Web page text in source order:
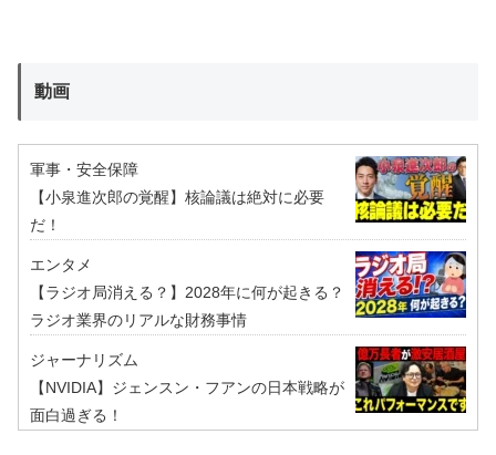
動画
軍事・安全保障
【小泉進次郎の覚醒】核論議は絶対に必要
だ！
エンタメ
【ラジオ局消える？】2028年に何が起きる？
ラジオ業界のリアルな財務事情
ジャーナリズム
【NVIDIA】ジェンスン・フアンの日本戦略が
面白過ぎる！